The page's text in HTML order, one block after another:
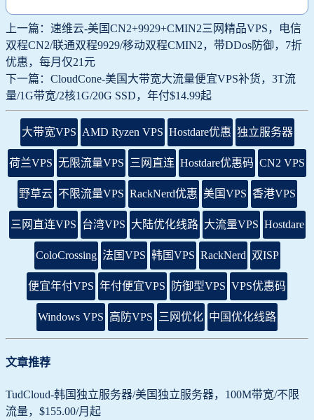
上一篇：速维云-美国CN2+9929+CMIN2三网精品VPS，电信
双程CN2/联通双程9929/移动双程CMIN2，带DDos防御，7折
优惠，每月仅21元
下一篇：CloudCone-美国大带宽大流量便宜VPS补货，3T流
量/1G带宽/2核1G/20G SSD，年付$14.99起
大带宽VPS AMD Ryzen VPS Hostdare优惠 独立服务器
荷兰VPS 无限流量VPS 三网直连 Hostdare优惠码 CN2 VPS
野草云 不限流量VPS RackNerd优惠 美国VPS 香港VPS
三网直连VPS 台湾VPS 大陆优化线路 大流量VPS Hostdare
ColoCrossing 法国VPS 韩国VPS RackNerd 双ISP
便宜年付VPS 年付便宜VPS 防御型VPS VPS优惠码
Windows VPS 高防VPS 三网优化 中国优化线路
文章推荐
TudCloud-韩国独立服务器/美国独立服务器，100M带宽/不限
流量，$155.00/月起